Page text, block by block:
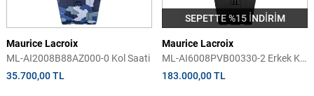
Maurice Lacroix
ML-AI2008B88AZ000-0 Kol Saati
35.700,00 TL
SEPETTE %15 İNDİRİM
Maurice Lacroix
ML-AI6008PVB00330-2 Erkek Kol
Saati
183.000,00 TL